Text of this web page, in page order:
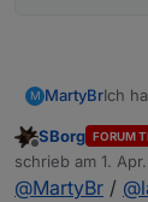
M MartyBrIch
●
Die
Offline
SBorg FORUM
schrieb am 1.
zuletzt editiert von
@MartyBr / @